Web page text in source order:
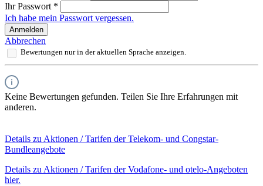
Ihr Passwort *
Ich habe mein Passwort vergessen.
Anmelden
Abbrechen
Bewertungen nur in der aktuellen Sprache anzeigen.
Keine Bewertungen gefunden. Teilen Sie Ihre Erfahrungen mit
anderen.
Details zu Aktionen / Tarifen der Telekom- und Congstar-
Bundleangebote
Details zu Aktionen / Tarifen der Vodafone- und otelo-Angeboten
hier.